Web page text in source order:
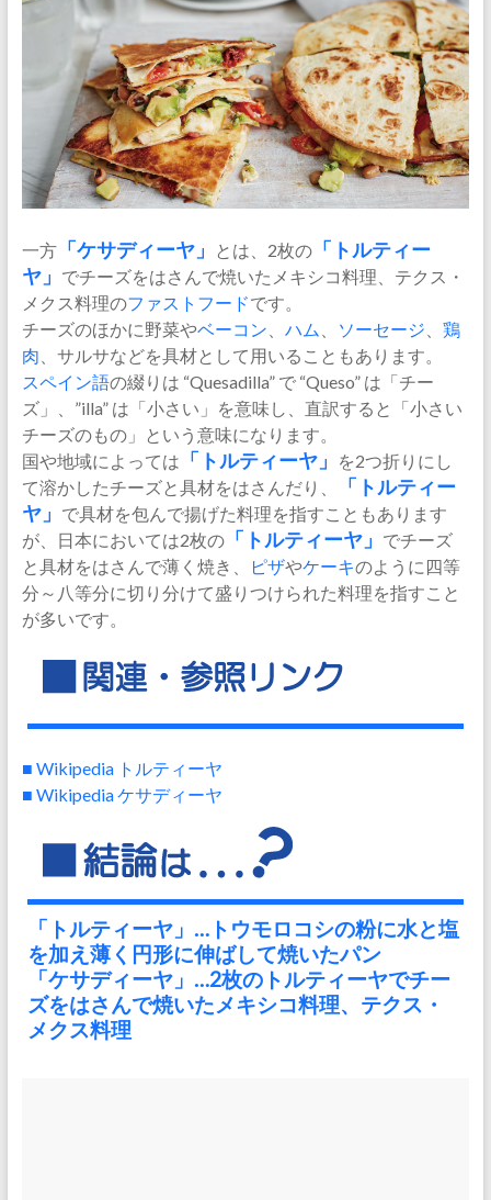
一方「 ケサディーヤ」 とは、2枚の「トルティー
ヤ」 でチーズをはさんで焼いたメキシコ料理、テクス・
メクス料理のファストフードです。
チーズのほかに野菜やベーコン ハム ソーセージ
鶏
肉 、サルサなどを具材として用いることもあります。
スペイン語の綴りは “Quesadilla” で “Queso” は「チー
ズ」、”illa” は「小さい」を意味し、直訳すると「小さい
チーズのもの」という意味になります。
国や地域によっては 「トルティーヤ」
を2つ折りにし
て溶かしたチーズと具材をはさんだり、
「トルティー
ヤ」 で具材を包んで揚げた料理を指すこともあります
が、日本においては2枚の「トルティーヤ」 でチーズ
と具材をはさんで薄く焼き、
ピザやケーキのように四等
分～八等分に切り分けて盛りつけられた料理を指すこと
が多いです。
■ Wikipedia トルティーヤ
■ Wikipedia ケサディーヤ
「トルティーヤ」…トウモロコシの粉に水と塩
を加え薄く円形に伸ばして焼いたパン
「ケサディーヤ」…2枚のトルティーヤでチー
ズをはさんで焼いたメキシコ料理、テクス・
メクス料理